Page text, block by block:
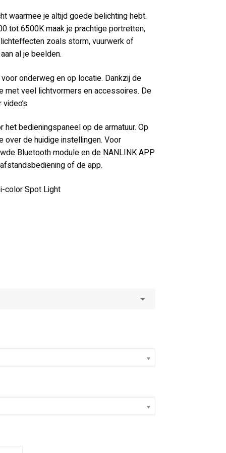
waarmee je altijd goede belichting hebt.
tot 6500K maak je prachtige portretten,
zoals storm, vuurwerk of
al je beelden.
onderweg en op locatie. Dankzij de
met veel lichtvormers en accessoires. De
bedieningspaneel op de armatuur. Op
over de huidige instellingen. Voor
Bluetooth module en de NANLINK APP
of de app.
color Spot Light